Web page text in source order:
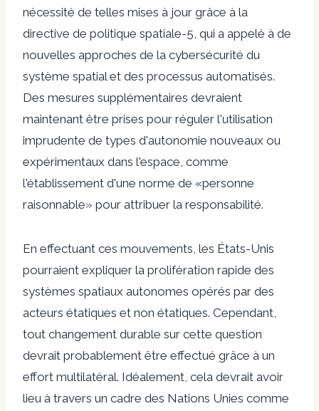
nécessité de telles mises à jour grâce à la
directive de politique spatiale-5, qui a appelé à de
nouvelles approches de la cybersécurité du
système spatial et des processus automatisés.
Des mesures supplémentaires devraient
maintenant être prises pour réguler l'utilisation
imprudente de types d'autonomie nouveaux ou
expérimentaux dans l'espace, comme
l'établissement d'une norme de «personne
raisonnable» pour attribuer la responsabilité.
En effectuant ces mouvements, les États-Unis
pourraient expliquer la prolifération rapide des
systèmes spatiaux autonomes opérés par des
acteurs étatiques et non étatiques. Cependant,
tout changement durable sur cette question
devrait probablement être effectué grâce à un
effort multilatéral. Idéalement, cela devrait avoir
lieu à travers un cadre des Nations Unies comme